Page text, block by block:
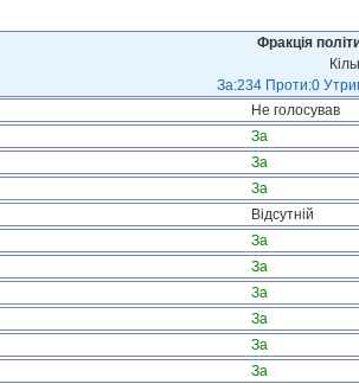
Фракція
За:234 Проти:0
Не голосував
За
За
За
Відсутній
За
За
За
За
За
За